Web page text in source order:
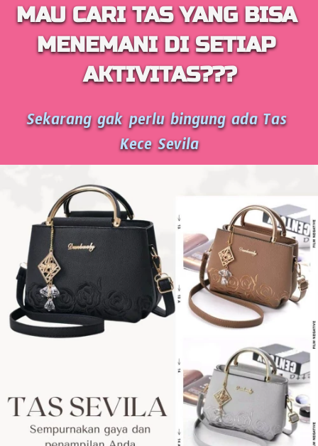
MAU CARI TAS YANG BISA
MENEMANI DI SETIAP
AKTIVITAS???
Sekarang gak perlu bingung ada Tas
Kece Sevila